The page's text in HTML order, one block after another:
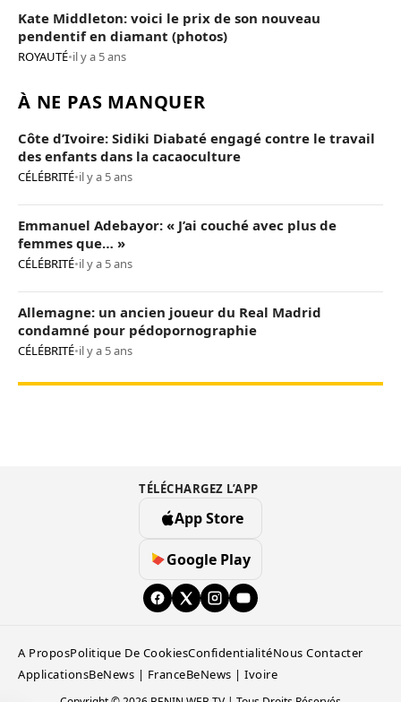
Kate Middleton: voici le prix de son nouveau
pendentif en diamant (photos)
ROYAUTÉ•il y a 5 ans
À NE PAS MANQUER
Côte d’Ivoire: Sidiki Diabaté engagé contre le travail
des enfants dans la cacaoculture
CÉLÉBRITÉ•il y a 5 ans
Emmanuel Adebayor: « J’ai couché avec plus de
femmes que… »
CÉLÉBRITÉ•il y a 5 ans
Allemagne: un ancien joueur du Real Madrid
condamné pour pédopornographie
CÉLÉBRITÉ•il y a 5 ans
TÉLÉCHARGEZ L’APP
App Store
Google Play
A ProposPolitique De CookiesConfidentialitéNous Contacter
ApplicationsBeNews | FranceBeNews | Ivoire